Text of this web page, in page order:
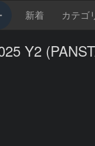
新着 カテゴ
Y2